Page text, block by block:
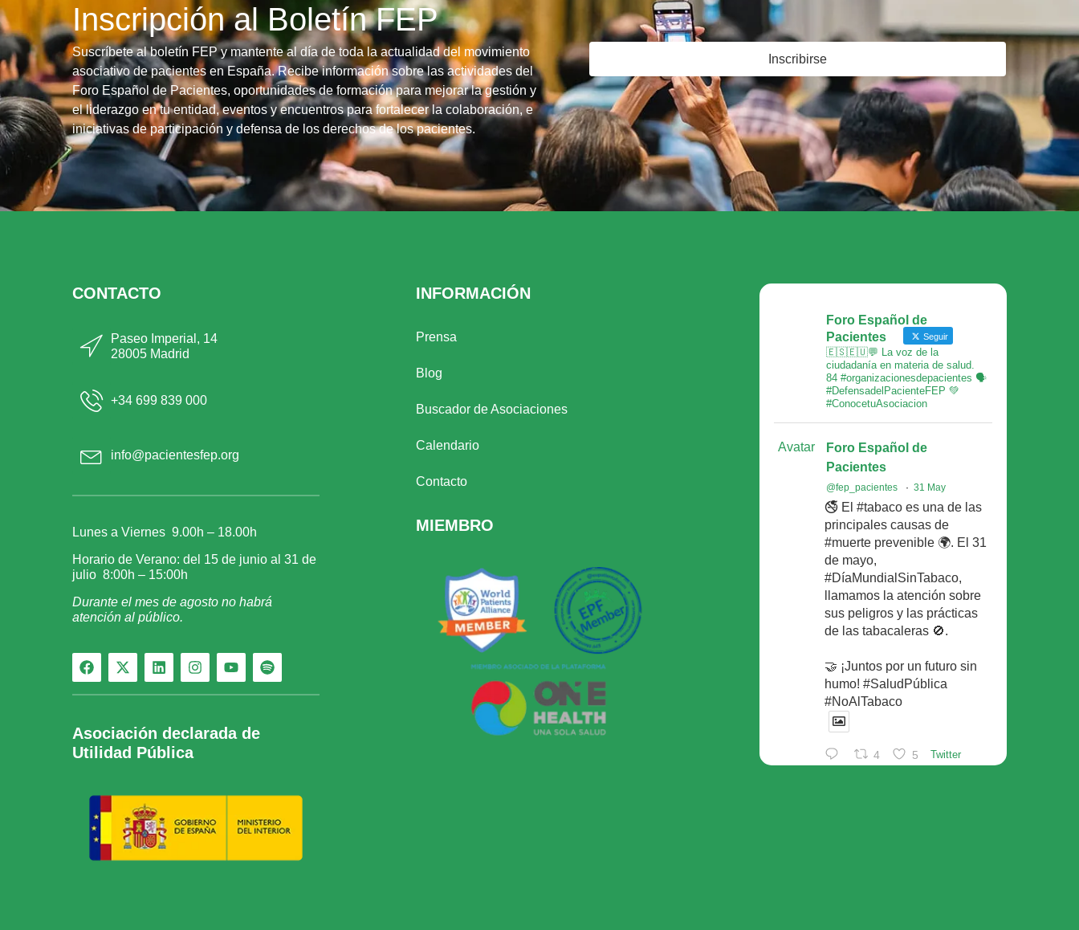
Inscripción al Boletín FEP
Suscríbete al boletín FEP y mantente al día de toda la actualidad del movimiento
asociativo de pacientes en España. Recibe información sobre las actividades del
Foro Español de Pacientes, oportunidades de formación para mejorar la gestión y
el liderazgo en tu entidad, eventos y encuentros para fortalecer la colaboración, e
iniciativas de participación y defensa de los derechos de los pacientes.
Inscribirse
CONTACTO
Paseo Imperial, 14
28005 Madrid
+34 699 839 000
info@pacientesfep.org
Lunes a Viernes 9.00h – 18.00h
Horario de Verano: del 15 de junio al 31 de
julio 8:00h – 15:00h
Durante el mes de agosto no habrá
atención al público.
Asociación declarada de
Utilidad Pública
INFORMACIÓN
Prensa
Blog
Buscador de Asociaciones
Calendario
Contacto
MIEMBRO
Foro Español de
Pacientes
Seguir
🇪🇸🇪🇺💬 La voz de la
ciudadanía en materia de salud.
84 #organizacionesdepacientes 🗣
#DefensadelPacienteFEP 💚
#ConocetuAsociacion
Avatar
Foro Español de
Pacientes
@fep_pacientes · 31 May
🚭 El #tabaco es una de las
principales causas de
#muerte prevenible 🌍. El 31
de mayo,
#DíaMundialSinTabaco,
llamamos la atención sobre
sus peligros y las prácticas
de las tabacaleras 🚫.
🤝 ¡Juntos por un futuro sin
humo! #SaludPública
#NoAlTabaco
4 5 Twitter